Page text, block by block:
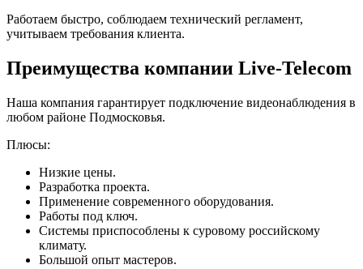
Работаем быстро, соблюдаем технический регламент,
учитываем требования клиента.
Преимущества компании Live-Telecom
Наша компания гарантирует подключение видеонаблюдения в
любом районе Подмосковья.
Плюсы:
Низкие цены.
Разработка проекта.
Применение современного оборудования.
Работы под ключ.
Системы приспособлены к суровому российскому
климату.
Большой опыт мастеров.